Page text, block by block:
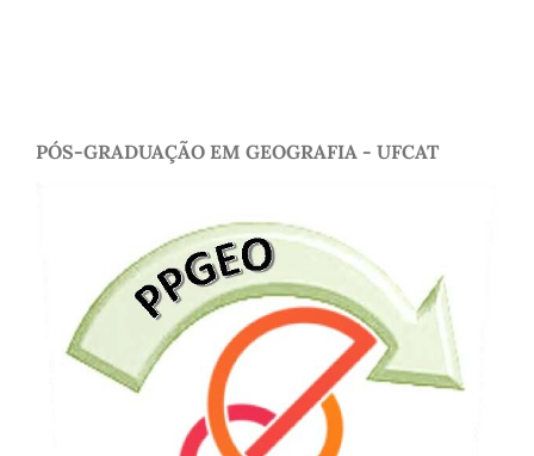
PÓS-GRADUAÇÃO EM GEOGRAFIA - UFCAT